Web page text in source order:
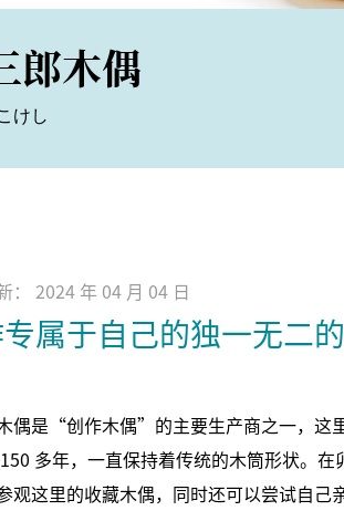
郎木偶
けし
： 2024 年 04 月 04 日
属于自己的独一无二
偶是“创作木偶”的主要生产商之一，这
多年，一直保持着传统的木筒形状。
观这里的收藏木偶，同时还可以尝试自己